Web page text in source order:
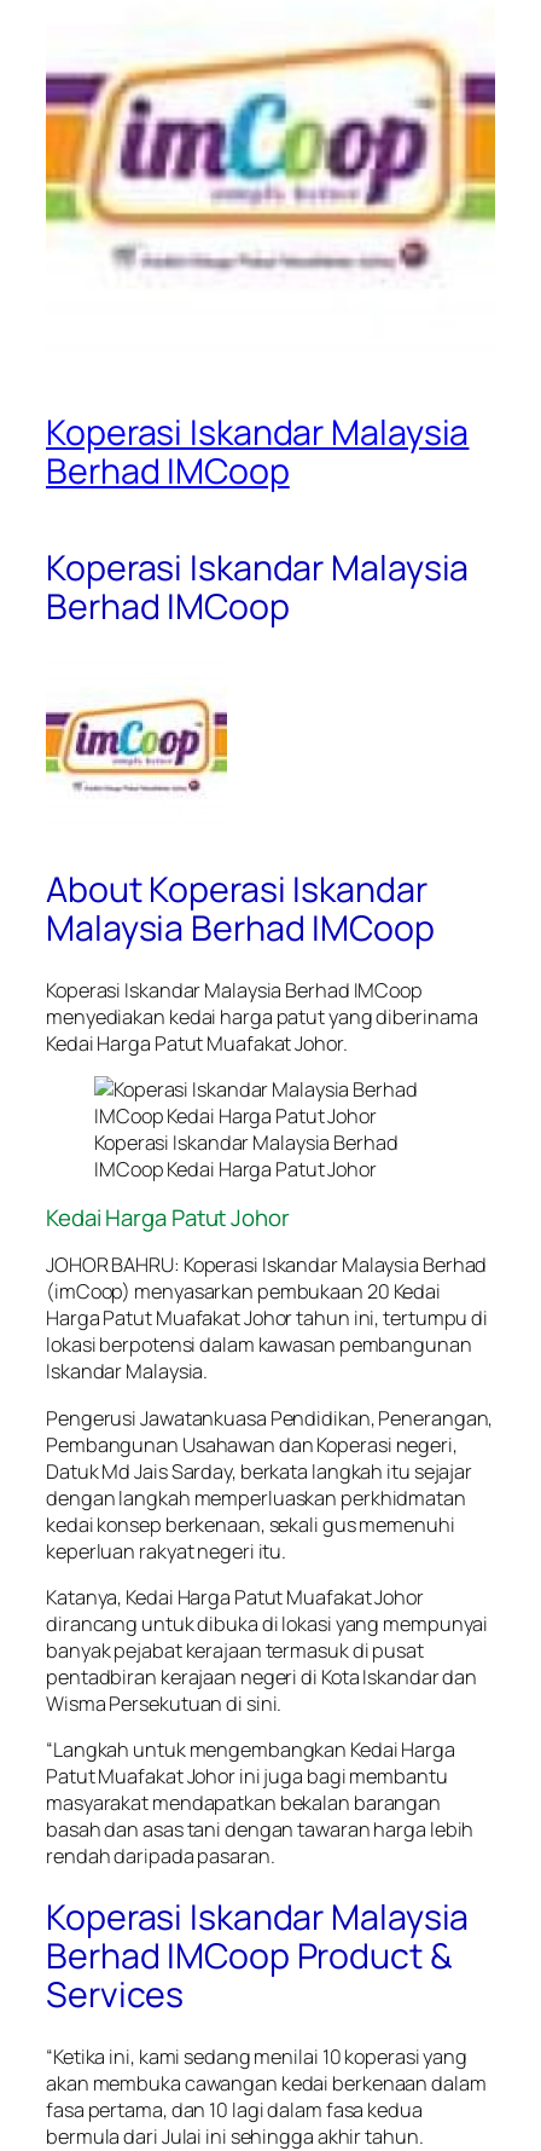
Koperasi Iskandar Malaysia
Berhad IMCoop
Koperasi Iskandar Malaysia
Berhad IMCoop
About Koperasi Iskandar
Malaysia Berhad IMCoop
Koperasi Iskandar Malaysia Berhad IMCoop
menyediakan kedai harga patut yang diberinama
Kedai Harga Patut Muafakat Johor.
Koperasi Iskandar Malaysia Berhad
IMCoop Kedai Harga Patut Johor
Kedai Harga Patut Johor
JOHOR BAHRU: Koperasi Iskandar Malaysia Berhad
(imCoop) menyasarkan pembukaan 20 Kedai
Harga Patut Muafakat Johor tahun ini, tertumpu di
lokasi berpotensi dalam kawasan pembangunan
Iskandar Malaysia.
Pengerusi Jawatankuasa Pendidikan, Penerangan,
Pembangunan Usahawan dan Koperasi negeri,
Datuk Md Jais Sarday, berkata langkah itu sejajar
dengan langkah memperluaskan perkhidmatan
kedai konsep berkenaan, sekali gus memenuhi
keperluan rakyat negeri itu.
Katanya, Kedai Harga Patut Muafakat Johor
dirancang untuk dibuka di lokasi yang mempunyai
banyak pejabat kerajaan termasuk di pusat
pentadbiran kerajaan negeri di Kota Iskandar dan
Wisma Persekutuan di sini.
“Langkah untuk mengembangkan Kedai Harga
Patut Muafakat Johor ini juga bagi membantu
masyarakat mendapatkan bekalan barangan
basah dan asas tani dengan tawaran harga lebih
rendah daripada pasaran.
Koperasi Iskandar Malaysia
Berhad IMCoop Product &
Services
“Ketika ini, kami sedang menilai 10 koperasi yang
akan membuka cawangan kedai berkenaan dalam
fasa pertama, dan 10 lagi dalam fasa kedua
bermula dari Julai ini sehingga akhir tahun.